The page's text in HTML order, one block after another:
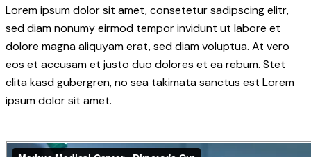
Lorem ipsum dolor sit amet, consetetur sadipscing elitr,
sed diam nonumy eirmod tempor invidunt ut labore et
dolore magna aliquyam erat, sed diam voluptua. At vero
eos et accusam et justo duo dolores et ea rebum. Stet
clita kasd gubergren, no sea takimata sanctus est Lorem
ipsum dolor sit amet.